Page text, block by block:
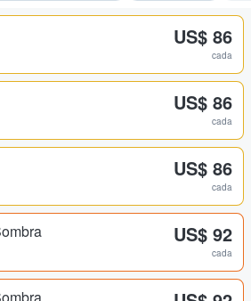
US$ 86
cada
US$ 86
cada
US$ 86
cada
US$ 92
cada